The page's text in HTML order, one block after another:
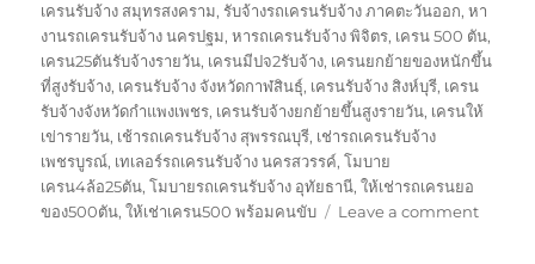
เครนรับจ้าง สมุทรสงคราม,รับจ้างรถเครนรับจ้าง ภาคตะวันออก,หา
งานรถเครนรับจ้าง นครปฐม,หารถเครนรับจ้าง พิจิตร, เครน 500 ตัน,
เครน25ตันรับจ้างรายวัน, เครนมีปจ2รับจ้าง, เครนยกย้ายของหนักขึ้น
ที่สูงรับจ้าง, เครนรับจ้าง จังหวัดกาฬสินธุ์, เครนรับจ้าง สิงห์บุรี, เครน
รับจ้างจังหวัดกำแพงเพชร, เครนรับจ้างยกย้ายขึ้นสูงรายวัน, เครนให้
เข่ารายวัน, เช้ารถเครนรับจ้าง สุพรรณบุรี, เช่ารถเครนรับจ้าง
เพชรบูรณ์, เทเลอร์รถเครนรับจ้าง นครสวรรค์,โมบาย
เครน4ล้อ25ตัน,โมบายรถเครนรับจ้าง อุทัยธานี,ให้เช่ารถเครนยอ
ของ500ตัน,ให้เช่าเครน500 พร้อมคนขับ Leave a commenton